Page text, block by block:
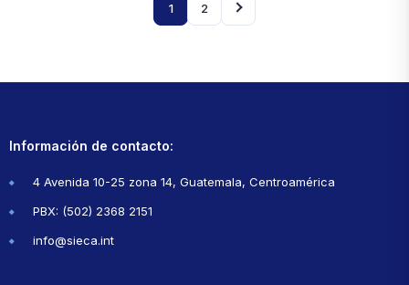
1 2
Información de contacto:
4 Avenida 10-25 zona 14, Guatemala, Centroamérica
PBX: (502) 2368 2151
info@sieca.int